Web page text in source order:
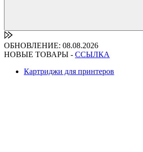
ОБНОВЛЕНИЕ: 08.08.2026
НОВЫЕ ТОВАРЫ - ССЫЛКА
Картриджи для принтеров